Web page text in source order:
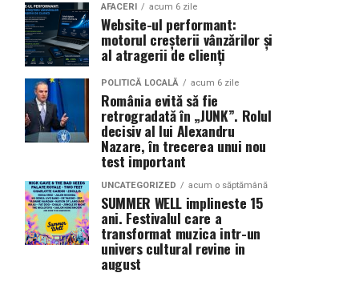
AFACERI acum 6 zile
Website-ul performant:
motorul creșterii vânzărilor și
al atragerii de clienți
POLITICĂ LOCALĂ acum 6 zile
România evită să fie
retrogradată în „JUNK”. Rolul
decisiv al lui Alexandru
Nazare, în trecerea unui nou
test important
UNCATEGORIZED acum o săptămână
SUMMER WELL implineste 15
ani. Festivalul care a
transformat muzica intr-un
univers cultural revine in
august